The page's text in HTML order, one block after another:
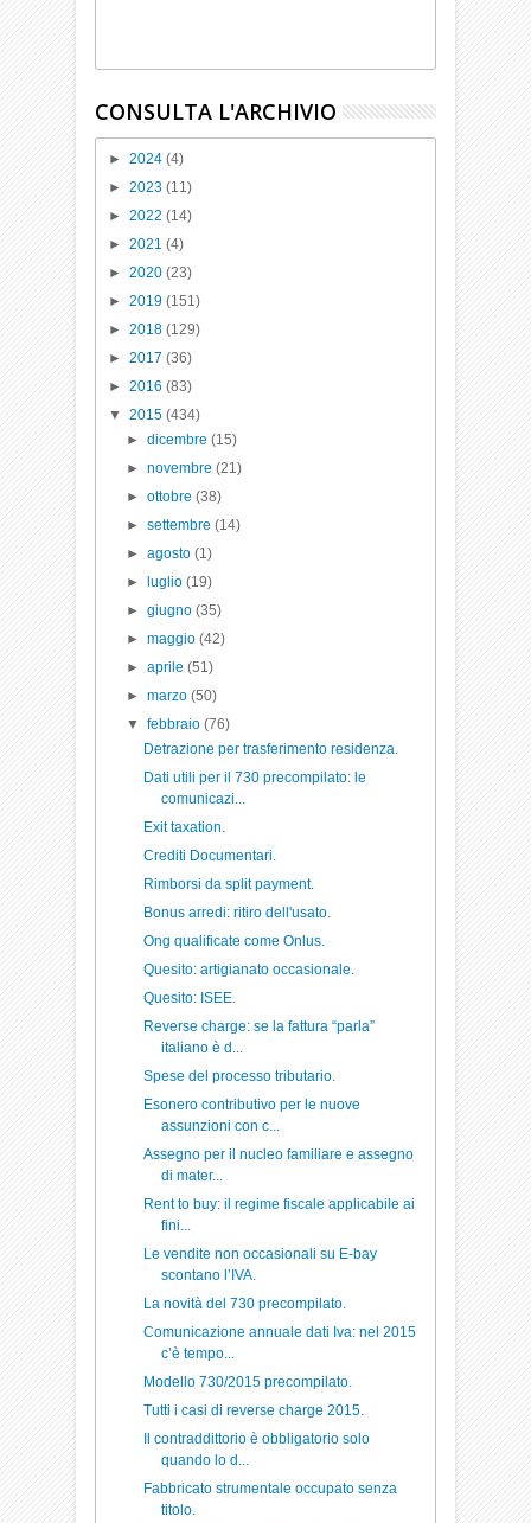
CONSULTA L'ARCHIVIO
►2024(4)
►2023(11)
►2022(14)
►2021(4)
►2020(23)
►2019(151)
►2018(129)
►2017(36)
►2016(83)
▼2015(434)
► dicembre (15)
► novembre (21)
► ottobre (38)
► settembre (14)
► agosto (1)
►
luglio (19)
► giugno (35)
► maggio (42)
► aprile (51)
► marzo (50)
▼ febbraio (76)
Detrazione per trasferimento residenza.
Dati utili per il 730 precompilato: le
comunicazi...
Exit taxation.
Crediti Documentari.
Rimborsi da split payment.
Bonus arredi: ritiro dell'usato.
Ong qualificate come Onlus.
Quesito: artigianato occasionale.
Quesito: ISEE.
Reverse charge: se la fattura “parla”
italiano è d...
Spese del processo tributario.
Esonero contributivo per le nuove
assunzioni con c...
Assegno per il nucleo familiare e assegno
di mater...
Rent to buy: il regime fiscale applicabile ai
fini...
Le vendite non occasionali su E-bay
scontano l’IVA.
La novità del 730 precompilato.
Comunicazione annuale dati Iva: nel 2015
c’è tempo...
Modello 730/2015 precompilato.
Tutti i casi di reverse charge 2015.
Il contraddittorio è obbligatorio solo
quando lo d...
Fabbricato strumentale occupato senza
titolo.